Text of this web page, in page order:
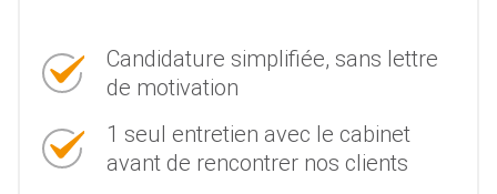
Candidature simplifiée, sans lettre
de motivation
1 seul entretien avec le cabinet
avant de rencontrer nos clients